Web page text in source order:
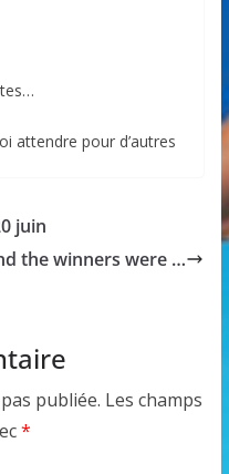
attendre pour d’autres
juin
the winners were …
publiée. Les champs
*